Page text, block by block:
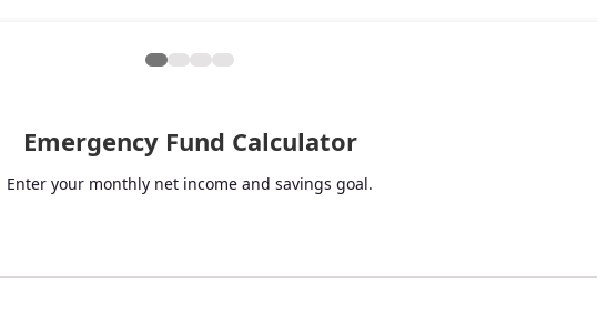
Emergency Fund Calculator
Enter your monthly net income and savings goal.